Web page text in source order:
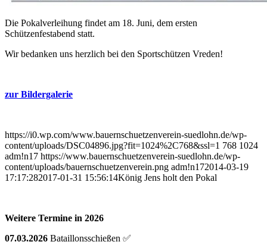
Die Pokalverleihung findet am 18. Juni, dem ersten
Schützenfestabend statt.
Wir bedanken uns herzlich bei den Sportschützen Vreden!
zur Bildergalerie
https://i0.wp.com/www.bauernschuetzenverein-suedlohn.de/wp-
content/uploads/DSC04896.jpg?fit=1024%2C768&ssl=1 768 1024
adm!n17 https://www.bauernschuetzenverein-suedlohn.de/wp-
content/uploads/bauernschuetzenverein.png adm!n172014-03-19
17:17:282017-01-31 15:56:14König Jens holt den Pokal
Weitere Termine in 2026
07.03.2026 Bataillonsschießen ✅